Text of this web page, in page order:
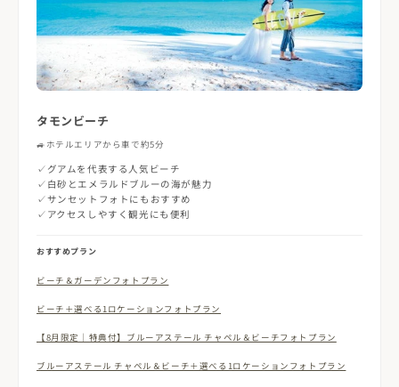
タモンビーチ
🚙 ホテルエリアから車で約5分
✓グアムを代表する人気ビーチ
✓白砂とエメラルドブルーの海が魅力
✓サンセットフォトにもおすすめ
✓アクセスしやすく観光にも便利
おすすめプラン
ビーチ＆ガーデンフォトプラン
ビーチ＋選べる1ロケーションフォトプラン
【8月限定｜特典付】ブルーアステール チャペル＆ビーチフォトプラン
ブルーアステール チャペル＆ビーチ＋選べる1ロケーションフォトプラン